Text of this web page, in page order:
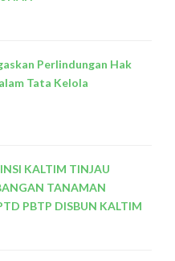
Perlindungan Hak
Tata Kelola
KALTIM TINJAU
TANAMAN
PBTP DISBUN KALTIM